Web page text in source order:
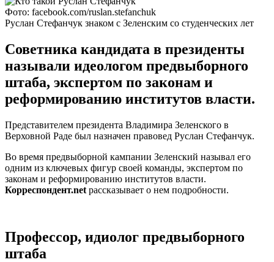
Фото: facebook.com/ruslan.stefanchuk
Руслан Стефанчук знаком с Зеленским со студенческих лет
Советника кандидата в президенты
называли идеологом предвыборного
штаба, экспертом по законам и
реформированию институтов власти.
Представителем президента Владимира Зеленского в
Верховной Раде был назначен правовед Руслан Стефанчук.
Во время предвыборной кампании Зеленский называл его
одним из ключевых фигур своей команды, экспертом по
законам и реформированию институтов власти.
Корреспондент.net рассказывает о нем подробности.
Профессор, идиолог предвыборного
штаба